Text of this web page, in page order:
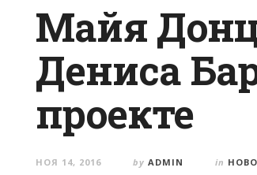
Майя
Дениса
проекте
НОЯ 14, 2016 by ADMIN in